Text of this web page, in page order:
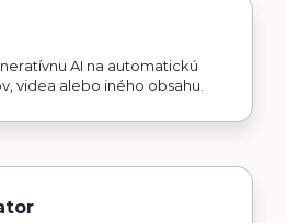
AI na automatickú
videa alebo iného obsahu.